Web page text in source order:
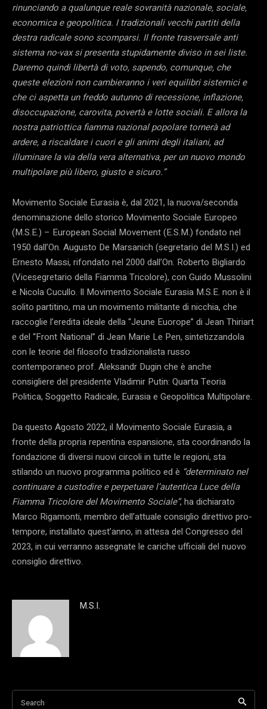
rinunciando a qualunque reale sovranità nazionale, sociale,
economica e geopolitica. I tradizionali vecchi partiti della
destra radicale sono scomparsi. Il fronte trasversale anti
sistema no-vax si presenta stupidamente diviso in sei liste.
Daremo quindi libertà di voto, sapendo, comunque, che
queste elezioni non cambieranno i veri equilibri sistemici e
che ci aspetta un freddo autunno di recessione, inflazione,
disoccupazione, carovita, povertà e lotte sociali. E allora la
nostra patriottica fiamma nazional popolare tornerà ad
ardere, a riscaldare i cuori e gli animi degli italiani, ad
illuminare la via della vera alternativa, per un nuovo mondo
multipolare più libero, giusto e sicuro.”
Movimento Sociale Eurasia è, dal 2021, la nuova/seconda
denominazione dello storico Movimento Sociale Europeo
(M.S.E.) – European Social Movement (E.S.M.) fondato nel
1950 dall’On. Augusto De Marsanich (segretario del M.S.I.) ed
Ernesto Massi, rifondato nel 2000 dall’On. Roberto Bigliardo
(Vicesegretario della Fiamma Tricolore), con Guido Mussolini
e Nicola Cucullo. Il Movimento Sociale Eurasia M.S.E. non è il
solito partitino, ma un movimento militante di nicchia, che
raccoglie l’eredita ideale della “Jeune Euorope” di Jean Thiriart
e del “Front National” di Jean Marie Le Pen, sintetizzandola
con le teorie del filosofo tradizionalista russo
contemporaneo prof. Aleksandr Dugin che è anche
consigliere del presidente Vladimir Putin: Quarta Teoria
Politica, Soggetto Radicale, Eurasia e Geopolitica Multipolare.
Da questo Agosto 2022, il Movimento Sociale Eurasia, a
fronte della propria repentina espansione, sta coordinando la
fondazione di diversi nuovi circoli in tutte le regioni, sta
stilando un nuovo programma politico ed è “determinato nel
continuare a custodire e perpetuare l’autentica Luce della
Fiamma Tricolore del Movimento Sociale”, ha dichiarato
Marco Rigamonti, membro dell’attuale consiglio direttivo pro-
tempore, installato quest’anno, in attesa del Congresso del
2023, in cui verranno assegnate le cariche ufficiali del nuovo
consiglio direttivo.
M.S.I.
Search